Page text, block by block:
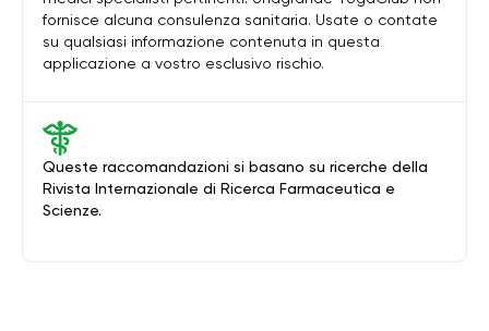
Queste raccomandazioni si basano su ricerche della
Rivista Internazionale di Ricerca Farmaceutica e
Scienze.
fornisce alcuna consulenza sanitaria. Usate o contate
su qualsiasi informazione contenuta in questa
applicazione a vostro esclusivo rischio.